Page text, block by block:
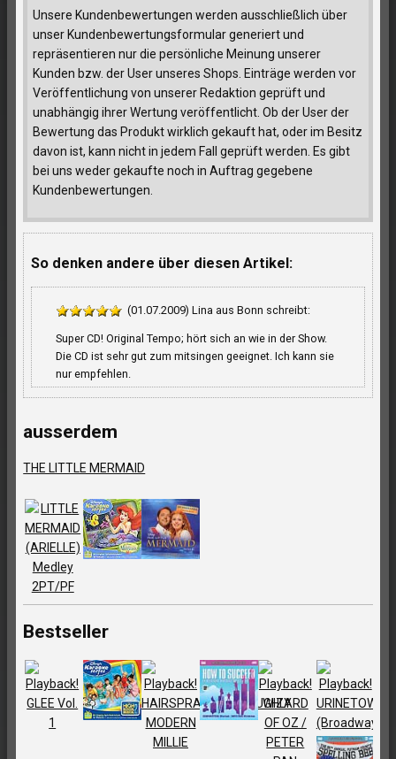
Unsere Kundenbewertungen werden ausschließlich über
unser Kundenbewertungsformular generiert und
repräsentieren nur die persönliche Meinung unserer
Kunden bzw. der User unseres Shops. Einträge werden vor
Veröffentlichung von unserer Redaktion geprüft und
unabhängig ihrer Wertung veröffentlicht. Ob der User der
Bewertung das Produkt wirklich gekauft hat, oder im Besitz
davon ist, kann nicht in jedem Fall geprüft werden. Es gibt
bei uns weder gekaufte noch in Auftrag gegebene
Kundenbewertungen.
So denken andere über diesen Artikel:
(01.07.2009) Lina aus Bonn schreibt:
Super CD! Original Tempo; hört sich an wie in der Show.
Die CD ist sehr gut zum mitsingen geeignet. Ich kann sie
nur empfehlen.
ausserdem
THE LITTLE MERMAID
Bestseller